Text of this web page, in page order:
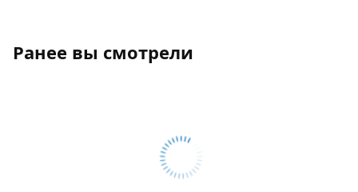
Ранее вы смотрели